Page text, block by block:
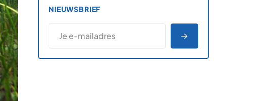
NIEUWSBRIEF
E-MAILADRES
*
AANMELDEN